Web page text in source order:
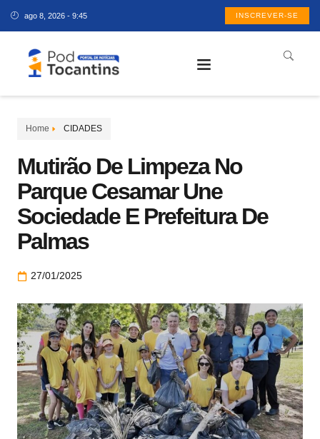
ago 8, 2026 - 9:45 INSCREVER-SE
Home CIDADES
Mutirão De Limpeza No
Parque Cesamar Une
Sociedade E Prefeitura De
Palmas
27/01/2025